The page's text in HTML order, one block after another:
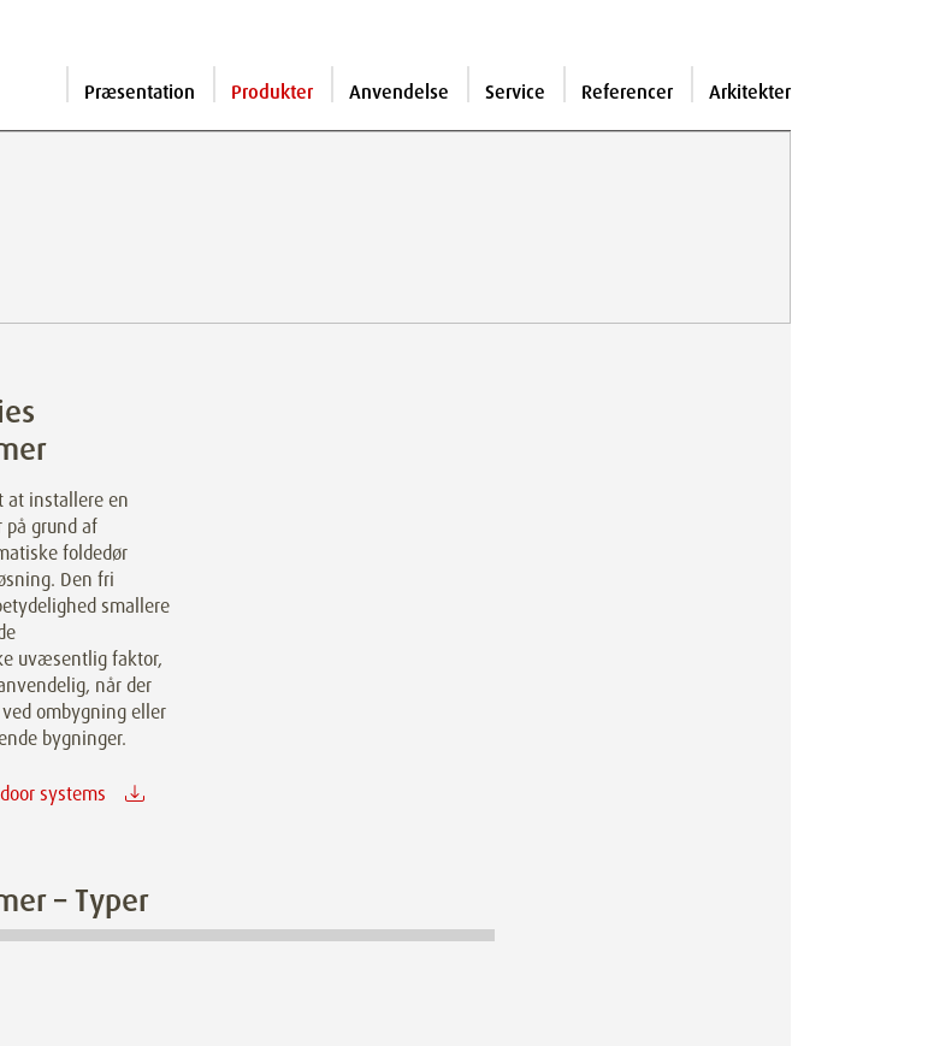
Præsentation Produkter Anvendelse Service Referencer Arkitekter
at installere en
på grund af
foldedør
Den fri
smallere
uvæsentlig faktor,
når der
ombygning eller
bygninger.
systems
– Typer